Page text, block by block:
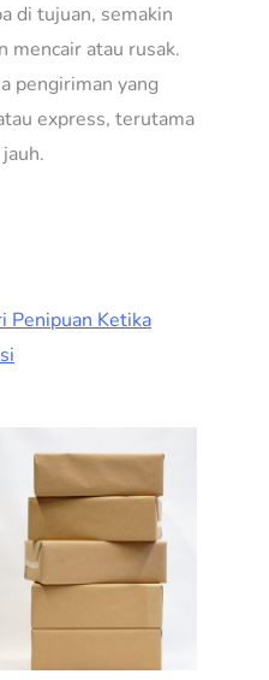
di tujuan, semakin
mencair atau rusak.
pengiriman yang
express, terutama
Penipuan Ketika